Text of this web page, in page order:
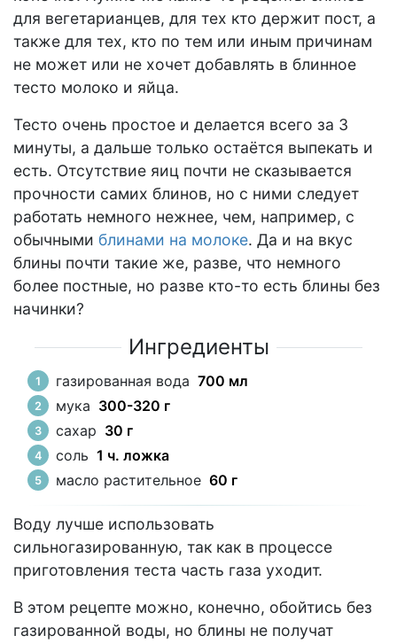
для вегетарианцев, для тех кто держит пост, а
также для тех, кто по тем или иным причинам
не может или не хочет добавлять в блинное
тесто молоко и яйца.
Тесто очень простое и делается всего за 3
минуты, а дальше только остаётся выпекать и
есть. Отсутствие яиц почти не сказывается
прочности самих блинов, но с ними следует
работать немного нежнее, чем, например, с
обычными блинами на молоке. Да и на вкус
блины почти такие же, разве, что немного
более постные, но разве кто-то есть блины без
начинки?
Ингредиенты
газированная вода 700 мл
мука 300-320 г
сахар 30 г
соль 1 ч. ложка
масло растительное 60 г
Воду лучше использовать
сильногазированную, так как в процессе
приготовления теста часть газа уходит.
В этом рецепте можно, конечно, обойтись без
газированной воды, но блины не получат